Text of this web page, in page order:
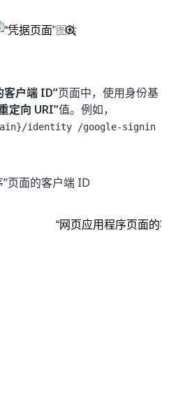
客户端 ID”页面中，使用身份基
定向 URI”值。例如，
identity /google-signin
页面的客户端 ID